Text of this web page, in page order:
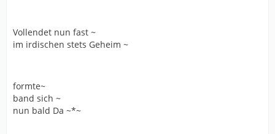
Vollendet nun fast ~
im irdischen stets Geheim ~
formte~
band sich ~
nun bald Da ~*~